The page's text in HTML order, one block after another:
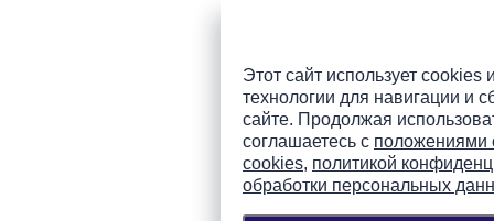
Этот сайт использует cookies
технологии для навигации и
сайте. Продолжая
соглашаетесь с положениями
cookies, политикой
обработки персональных